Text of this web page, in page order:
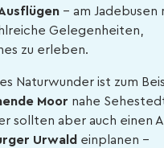
– am Jadebusen
Gelegenheiten,
zu erleben.
Naturwunder ist zum
Moor nahe
sollten aber auch einen
Urwald einplanen –